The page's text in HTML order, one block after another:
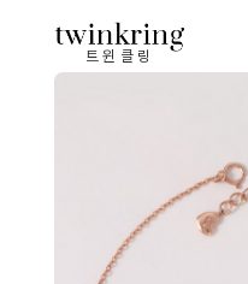
트윈클링
ALL 베스트 안쪽막음